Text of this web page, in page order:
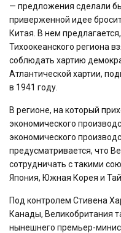
— предложения сделали
приверженной идее
Китая. В нем
Тихоокеанского региона
соблюдать хартию
Атлантической хартии,
в 1941 году.
В регионе, на который
экономического
экономического
предусматривается, что
сотрудничать с такими
Япония, Южная Корея и
Под контролем Стивена
Канады, Великобритания
нынешнего премьер-